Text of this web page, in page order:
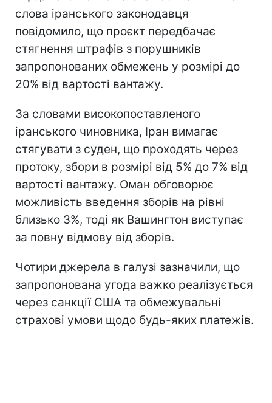
слова іранського законодавця
повідомило, що проєкт передбачає
стягнення штрафів з порушників
запропонованих обмежень у розмірі до
20% від вартості вантажу.
За словами високопоставленого
іранського чиновника, Іран вимагає
стягувати з суден, що проходять через
протоку, збори в розмірі від 5% до 7% від
вартості вантажу. Оман обговорює
можливість введення зборів на рівні
близько 3%, тоді як Вашингтон виступає
за повну відмову від зборів.
Чотири джерела в галузі зазначили, що
запропонована угода важко реалізується
через санкції США та обмежувальні
страхові умови щодо будь-яких платежів.